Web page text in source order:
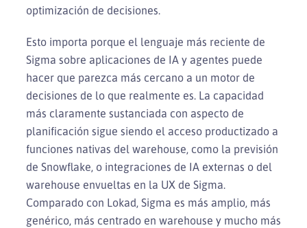
optimización de decisiones.
Esto importa porque el lenguaje más reciente de
Sigma sobre aplicaciones de IA y agentes puede
hacer que parezca más cercano a un motor de
decisiones de lo que realmente es. La capacidad
más claramente sustanciada con aspecto de
planificación sigue siendo el acceso productizado a
funciones nativas del warehouse, como la previsión
de Snowflake, o integraciones de IA externas o del
warehouse envueltas en la UX de Sigma.
Comparado con Lokad, Sigma es más amplio, más
genérico, más centrado en warehouse y mucho más